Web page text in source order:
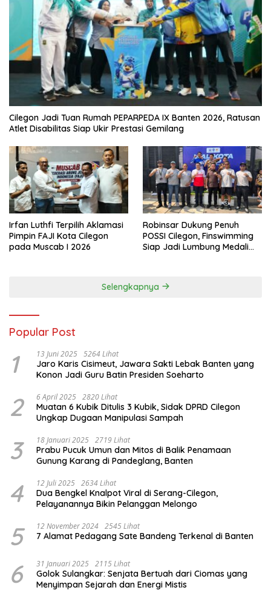
Cilegon Jadi Tuan Rumah PEPARPEDA IX Banten 2026, Ratusan
Atlet Disabilitas Siap Ukir Prestasi Gemilang
Irfan Luthfi Terpilih Aklamasi
Pimpin FAJI Kota Cilegon
pada Muscab I 2026
Robinsar Dukung Penuh
POSSI Cilegon, Finswimming
Siap Jadi Lumbung Medali
Selengkapnya
Popular Post
1 13 Juni 2025 5264 Lihat
Jaro Karis Cisimeut, Jawara Sakti Lebak Banten yang
Konon Jadi Guru Batin Presiden Soeharto
2 6 April 2025 2820 Lihat
Muatan 6 Kubik Ditulis 3 Kubik, Sidak DPRD Cilegon
Ungkap Dugaan Manipulasi Sampah
3 18 Januari 2025 2719 Lihat
Prabu Pucuk Umun dan Mitos di Balik Penamaan
Gunung Karang di Pandeglang, Banten
4 12 Juli 2025 2634 Lihat
Dua Bengkel Knalpot Viral di Serang-Cilegon,
Pelayanannya Bikin Pelanggan Melongo
5 12 November 2024 2545 Lihat
7 Alamat Pedagang Sate Bandeng Terkenal di Banten
6 31 Januari 2025 2115 Lihat
Golok Sulangkar: Senjata Bertuah dari Ciomas yang
Menyimpan Sejarah dan Energi Mistis